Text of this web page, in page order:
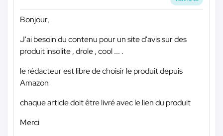
Bonjour,
J'ai besoin du contenu pour un site d'avis sur des
produit insolite , drole , cool ... .
le rédacteur est libre de choisir le produit depuis
Amazon
chaque article doit être livré avec le lien du produit
Merci